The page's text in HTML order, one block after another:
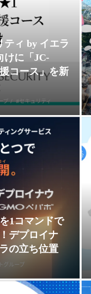
ィ by イエラ
けに「JC-
コース」を新
プ #セキュリティ
1コマンドで
デプロイナ
の立ち位置
グループ